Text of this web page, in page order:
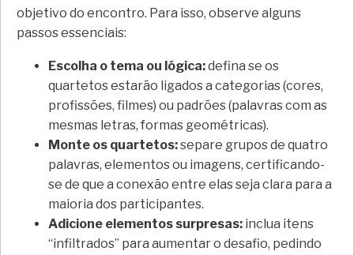
objetivo do encontro. Para isso, observe alguns
passos essenciais:
Escolha o tema ou lógica:defina se os
quartetos estarão ligados a categorias (cores,
profissões, filmes) ou padrões (palavras com as
mesmas letras, formas geométricas).
Monte os quartetos:separe grupos de quatro
palavras, elementos ou imagens, certificando-
se de que a conexão entre elas seja clara para a
maioria dos participantes.
Adicione elementos surpresas: inclua itens
“infiltrados” para aumentar o desafio, pedindo